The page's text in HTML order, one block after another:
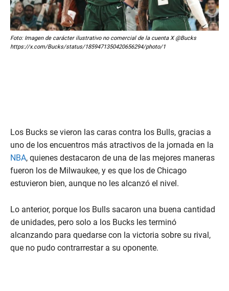
Foto: Imagen de carácter ilustrativo no comercial de la cuenta X @Bucks
https://x.com/Bucks/status/1859471350420656294/photo/1
Los Bucks se vieron las caras contra los Bulls, gracias a
uno de los encuentros más atractivos de la jornada en la
NBA, quienes destacaron de una de las mejores maneras
fueron los de Milwaukee, y es que los de Chicago
estuvieron bien, aunque no les alcanzó el nivel.
Lo anterior, porque los Bulls sacaron una buena cantidad
de unidades, pero solo a los Bucks les terminó
alcanzando para quedarse con la victoria sobre su rival,
que no pudo contrarrestar a su oponente.